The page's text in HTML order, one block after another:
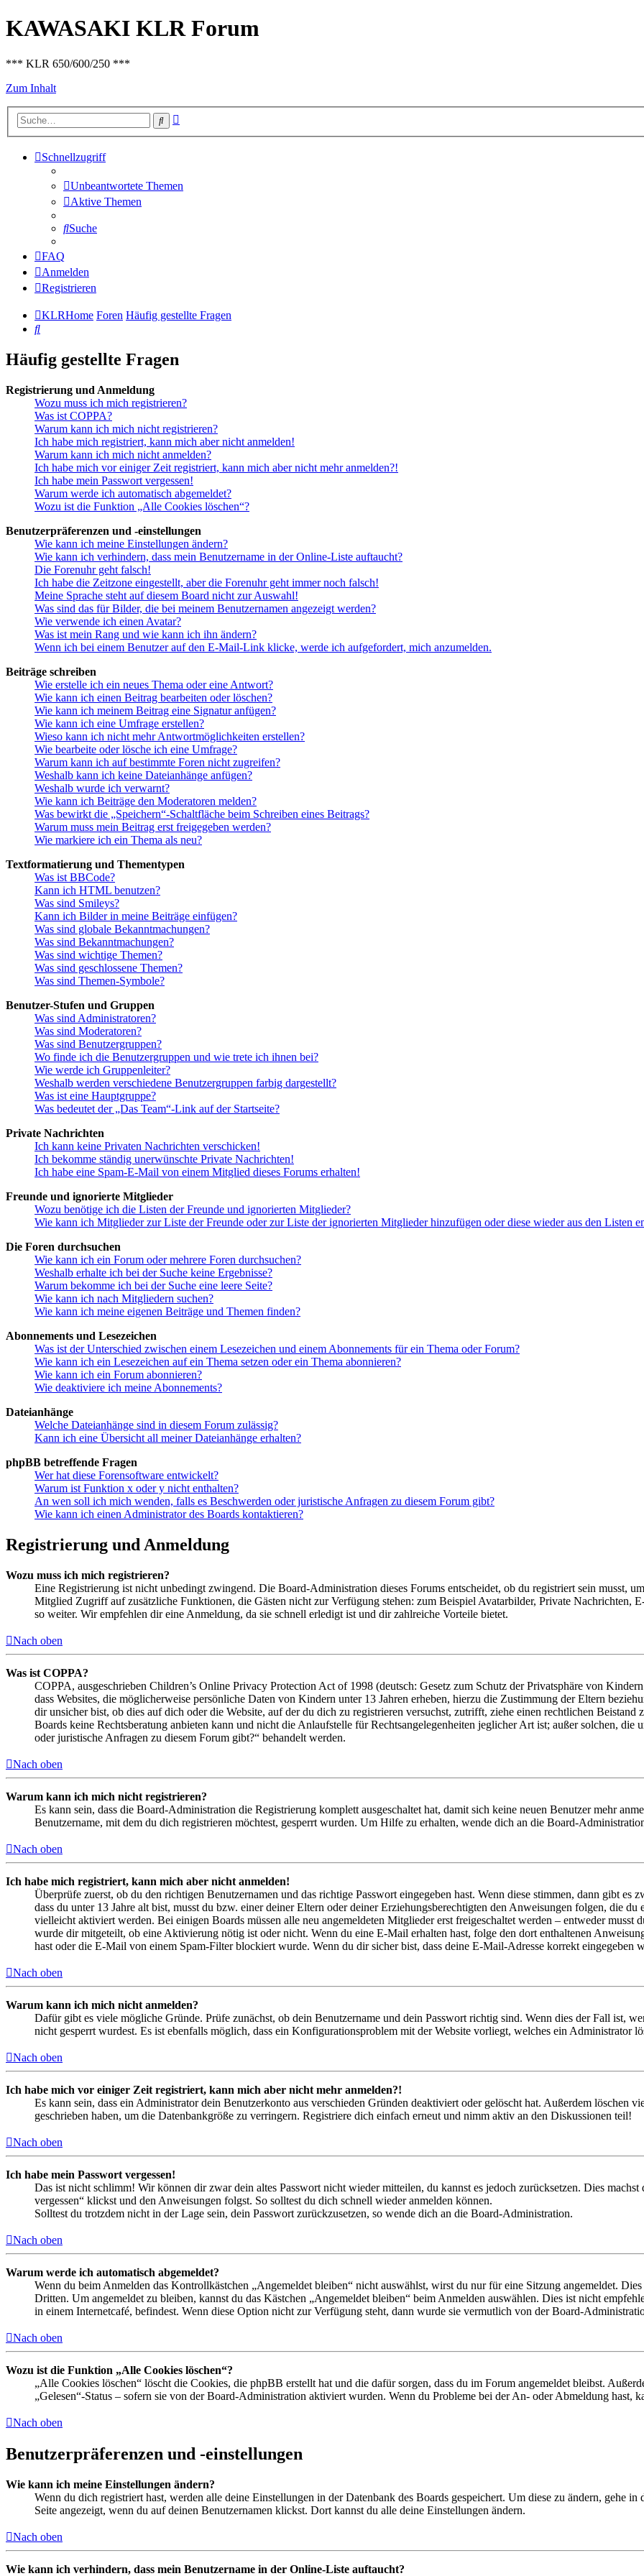
KAWASAKI KLR Forum
*** KLR 650/600/250 ***
Zum Inhalt
Suche
Schnellzugriff
Unbeantwortete Themen
Aktive Themen
Suche
FAQ
Anmelden
Registrieren
KLRHome Foren Häufig gestellte Fragen
Suche
Häufig gestellte Fragen
Registrierung und Anmeldung
Wozu muss ich mich registrieren?
Was ist COPPA?
Warum kann ich mich nicht registrieren?
Ich habe mich registriert, kann mich aber nicht anmelden!
Warum kann ich mich nicht anmelden?
Ich habe mich vor einiger Zeit registriert, kann mich aber nicht mehr anmelden?!
Ich habe mein Passwort vergessen!
Warum werde ich automatisch abgemeldet?
Wozu ist die Funktion „Alle Cookies löschen“?
Benutzerpräferenzen und -einstellungen
Wie kann ich meine Einstellungen ändern?
Wie kann ich verhindern, dass mein Benutzername in der Online-Liste auftaucht?
Die Forenuhr geht falsch!
Ich habe die Zeitzone eingestellt, aber die Forenuhr geht immer noch falsch!
Meine Sprache steht auf diesem Board nicht zur Auswahl!
Was sind das für Bilder, die bei meinem Benutzernamen angezeigt werden?
Wie verwende ich einen Avatar?
Was ist mein Rang und wie kann ich ihn ändern?
Wenn ich bei einem Benutzer auf den E-Mail-Link klicke, werde ich aufgefordert, mich anzumelden.
Beiträge schreiben
Wie erstelle ich ein neues Thema oder eine Antwort?
Wie kann ich einen Beitrag bearbeiten oder löschen?
Wie kann ich meinem Beitrag eine Signatur anfügen?
Wie kann ich eine Umfrage erstellen?
Wieso kann ich nicht mehr Antwortmöglichkeiten erstellen?
Wie bearbeite oder lösche ich eine Umfrage?
Warum kann ich auf bestimmte Foren nicht zugreifen?
Weshalb kann ich keine Dateianhänge anfügen?
Weshalb wurde ich verwarnt?
Wie kann ich Beiträge den Moderatoren melden?
Was bewirkt die „Speichern“-Schaltfläche beim Schreiben eines Beitrags?
Warum muss mein Beitrag erst freigegeben werden?
Wie markiere ich ein Thema als neu?
Textformatierung und Thementypen
Was ist BBCode?
Kann ich HTML benutzen?
Was sind Smileys?
Kann ich Bilder in meine Beiträge einfügen?
Was sind globale Bekanntmachungen?
Was sind Bekanntmachungen?
Was sind wichtige Themen?
Was sind geschlossene Themen?
Was sind Themen-Symbole?
Benutzer-Stufen und Gruppen
Was sind Administratoren?
Was sind Moderatoren?
Was sind Benutzergruppen?
Wo finde ich die Benutzergruppen und wie trete ich ihnen bei?
Wie werde ich Gruppenleiter?
Weshalb werden verschiedene Benutzergruppen farbig dargestellt?
Was ist eine Hauptgruppe?
Was bedeutet der „Das Team“-Link auf der Startseite?
Private Nachrichten
Ich kann keine Privaten Nachrichten verschicken!
Ich bekomme ständig unerwünschte Private Nachrichten!
Ich habe eine Spam-E-Mail von einem Mitglied dieses Forums erhalten!
Freunde und ignorierte Mitglieder
Wozu benötige ich die Listen der Freunde und ignorierten Mitglieder?
Wie kann ich Mitglieder zur Liste der Freunde oder zur Liste der ignorierten Mitglieder hinzufügen oder diese wieder aus den Listen
Die Foren durchsuchen
Wie kann ich ein Forum oder mehrere Foren durchsuchen?
Weshalb erhalte ich bei der Suche keine Ergebnisse?
Warum bekomme ich bei der Suche eine leere Seite?
Wie kann ich nach Mitgliedern suchen?
Wie kann ich meine eigenen Beiträge und Themen finden?
Abonnements und Lesezeichen
Was ist der Unterschied zwischen einem Lesezeichen und einem Abonnements für ein Thema oder Forum?
Wie kann ich ein Lesezeichen auf ein Thema setzen oder ein Thema abonnieren?
Wie kann ich ein Forum abonnieren?
Wie deaktiviere ich meine Abonnements?
Dateianhänge
Welche Dateianhänge sind in diesem Forum zulässig?
Kann ich eine Übersicht all meiner Dateianhänge erhalten?
phpBB betreffende Fragen
Wer hat diese Forensoftware entwickelt?
Warum ist Funktion x oder y nicht enthalten?
An wen soll ich mich wenden, falls es Beschwerden oder juristische Anfragen zu diesem Forum gibt?
Wie kann ich einen Administrator des Boards kontaktieren?
Registrierung und Anmeldung
Wozu muss ich mich registrieren?
Eine Registrierung ist nicht unbedingt zwingend. Die Board-Administration dieses Forums entscheidet, ob du registriert sein musst,
Mitglied Zugriff auf zusätzliche Funktionen, die Gästen nicht zur Verfügung stehen: zum Beispiel Avatarbilder, Private Nachrichten,
so weiter. Wir empfehlen dir eine Anmeldung, da sie schnell erledigt ist und dir zahlreiche Vorteile bietet.
Nach oben
Was ist COPPA?
COPPA, ausgeschrieben Children’s Online Privacy Protection Act of 1998 (deutsch: Gesetz zum Schutz der Privatsphäre von
dass Websites, die möglicherweise persönliche Daten von Kindern unter 13 Jahren erheben, hierzu die Zustimmung der Eltern
dir unsicher bist, ob dies auf dich oder die Website, auf der du dich zu registrieren versuchst, zutrifft, ziehe einen rechtlichen
Boards keine Rechtsberatung anbieten kann und nicht die Anlaufstelle für Rechtsangelegenheiten jeglicher Art ist; außer solchen,
oder juristische Anfragen zu diesem Forum gibt?“ behandelt werden.
Nach oben
Warum kann ich mich nicht registrieren?
Es kann sein, dass die Board-Administration die Registrierung komplett ausgeschaltet hat, damit sich keine neuen Benutzer mehr
Benutzername, mit dem du dich registrieren möchtest, gesperrt wurden. Um Hilfe zu erhalten, wende dich an die Board-
Nach oben
Ich habe mich registriert, kann mich aber nicht anmelden!
Überprüfe zuerst, ob du den richtigen Benutzernamen und das richtige Passwort eingegeben hast. Wenn diese stimmen, dann gibt es
dass du unter 13 Jahre alt bist, musst du bzw. einer deiner Eltern oder deiner Erziehungsberechtigten den Anweisungen folgen, die
vielleicht aktiviert werden. Bei einigen Boards müssen alle neu angemeldeten Mitglieder erst freigeschaltet werden – entweder musst
wurde dir mitgeteilt, ob eine Aktivierung nötig ist oder nicht. Wenn du eine E-Mail erhalten hast, folge den dort enthaltenen
hast oder die E-Mail von einem Spam-Filter blockiert wurde. Wenn du dir sicher bist, dass deine E-Mail-Adresse korrekt eingegeben
Nach oben
Warum kann ich mich nicht anmelden?
Dafür gibt es viele mögliche Gründe. Prüfe zunächst, ob dein Benutzername und dein Passwort richtig sind. Wenn dies der Fall ist,
nicht gesperrt wurdest. Es ist ebenfalls möglich, dass ein Konfigurationsproblem mit der Website vorliegt, welches ein Administrator
Nach oben
Ich habe mich vor einiger Zeit registriert, kann mich aber nicht mehr anmelden?!
Es kann sein, dass ein Administrator dein Benutzerkonto aus verschieden Gründen deaktiviert oder gelöscht hat. Außerdem löschen
geschrieben haben, um die Datenbankgröße zu verringern. Registriere dich einfach erneut und nimm aktiv an den Diskussionen teil!
Nach oben
Ich habe mein Passwort vergessen!
Das ist nicht schlimm! Wir können dir zwar dein altes Passwort nicht wieder mitteilen, du kannst es jedoch zurücksetzen. Dies
vergessen“ klickst und den Anweisungen folgst. So solltest du dich schnell wieder anmelden können.
Solltest du trotzdem nicht in der Lage sein, dein Passwort zurückzusetzen, so wende dich an die Board-Administration.
Nach oben
Warum werde ich automatisch abgemeldet?
Wenn du beim Anmelden das Kontrollkästchen „Angemeldet bleiben“ nicht auswählst, wirst du nur für eine Sitzung angemeldet.
Dritten. Um angemeldet zu bleiben, kannst du das Kästchen „Angemeldet bleiben“ beim Anmelden auswählen. Dies ist nicht
in einem Internetcafé, befindest. Wenn diese Option nicht zur Verfügung steht, dann wurde sie vermutlich von der Board-
Nach oben
Wozu ist die Funktion „Alle Cookies löschen“?
„Alle Cookies löschen“ löscht die Cookies, die phpBB erstellt hat und die dafür sorgen, dass du im Forum angemeldet bleibst.
„Gelesen“-Status – sofern sie von der Board-Administration aktiviert wurden. Wenn du Probleme bei der An- oder Abmeldung hast,
Nach oben
Benutzerpräferenzen und -einstellungen
Wie kann ich meine Einstellungen ändern?
Wenn du dich registriert hast, werden alle deine Einstellungen in der Datenbank des Boards gespeichert. Um diese zu ändern, gehe
Seite angezeigt, wenn du auf deinen Benutzernamen klickst. Dort kannst du alle deine Einstellungen ändern.
Nach oben
Wie kann ich verhindern, dass mein Benutzername in der Online-Liste auftaucht?